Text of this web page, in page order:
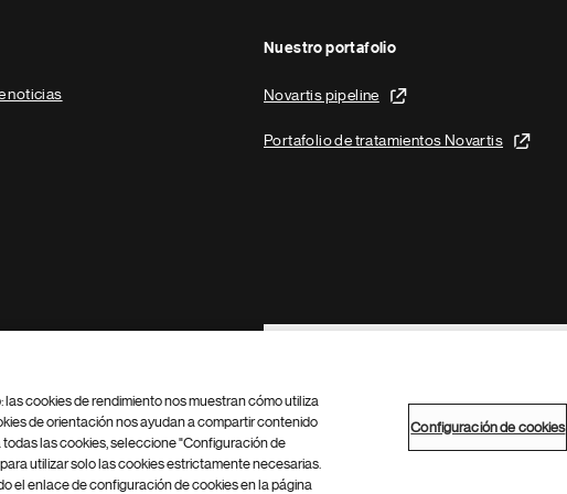
noticias
Nuestro portafolio
Novartis pipeline
Portafolio de tratamientos Novartis
Footer Site Search
Configuración de cookies Mapa del sitio
cookies de rendimiento nos muestran cómo utiliza
de orientación nos ayudan a compartir contenido
las cookies, seleccione "Configuración de
utilizar solo las cookies estrictamente necesarias.
el enlace de configuración de cookies en la página
Configuración de cookies